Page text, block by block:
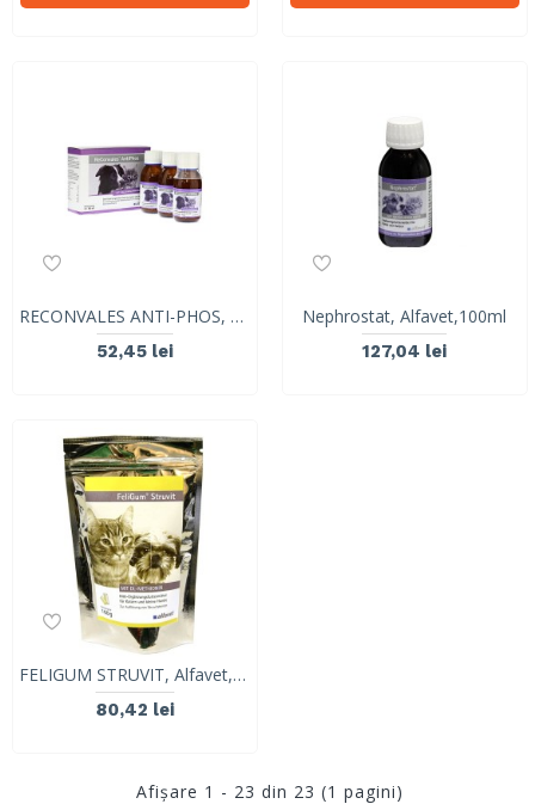
RECONVALES ANTI-PHOS, Alfavet, 90ml
52,45 lei
Nephrostat, Alfavet,100ml
127,04 lei
FELIGUM STRUVIT, Alfavet, 80 tablete, 160g
80,42 lei
Afişare 1 - 23 din 23 (1 pagini)